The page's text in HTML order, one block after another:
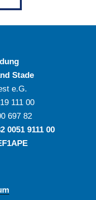
Stade
e.G.
111 00
697 82
‍0051 ‍9111 ‍00